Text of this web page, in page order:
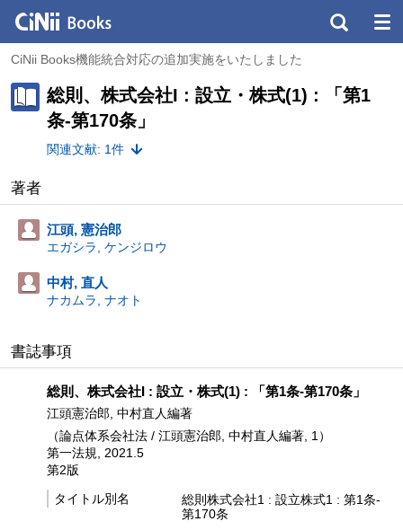
CiNii Books機能統合対応の追加実施をいたしました
総則、株式会社I : 設立・株式(1) : 「第1
条-第170条」
関連文献: 1件
著者
江頭, 憲治郎
エガシラ, ケンジロウ
中村, 直人
ナカムラ, ナオト
書誌事項
総則、株式会社I : 設立・株式(1) : 「第1条-第170条」
江頭憲治郎, 中村直人編著
（論点体系会社法 / 江頭憲治郎, 中村直人編著, 1）
第一法規, 2021.5
第2版
タイトル別名
総則株式会社1 : 設立株式1 : 第1条-
第170条